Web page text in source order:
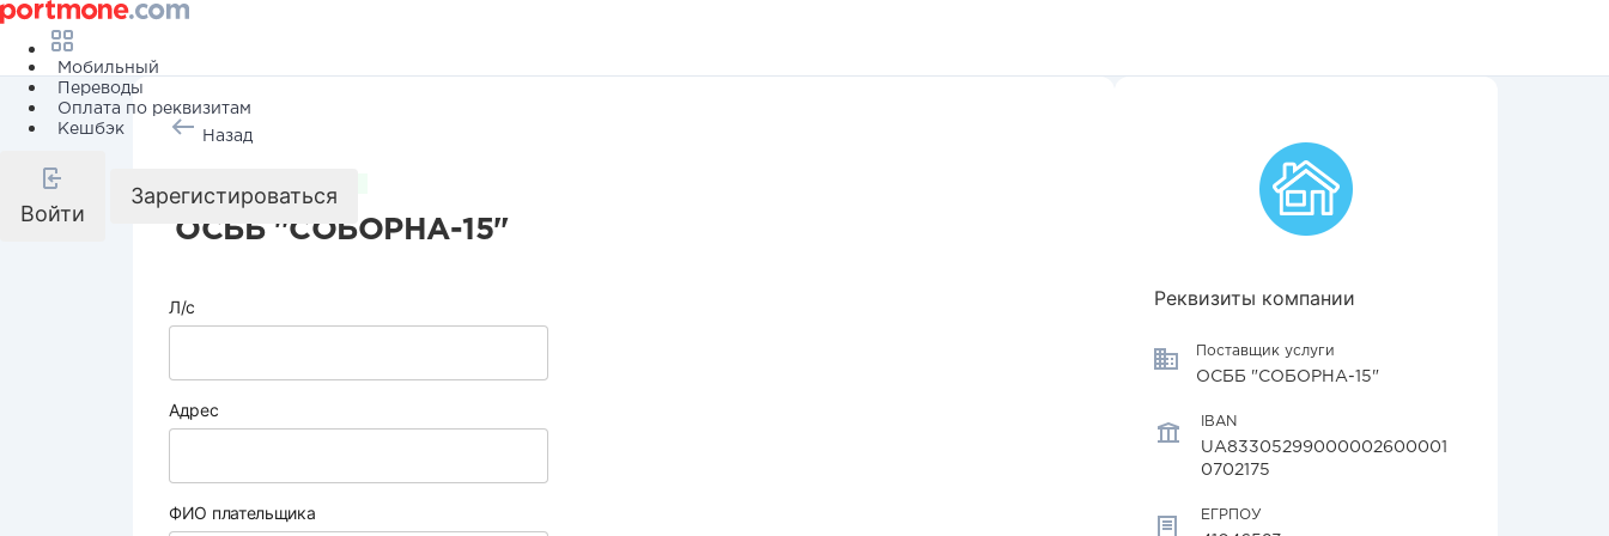
Мобильный
Переводы
Оплата по реквизитам
Кешбэк
Войти
Зарегистироваться
Назад
ОСББ "СОБОРНА-15"
Л/с
Адрес
ФИО плательщика
Реквизиты компании
Поставщик услуги
ОСББ "СОБОРНА-15"
IBAN
UA83305299000002600001
0702175
ЕГРПОУ